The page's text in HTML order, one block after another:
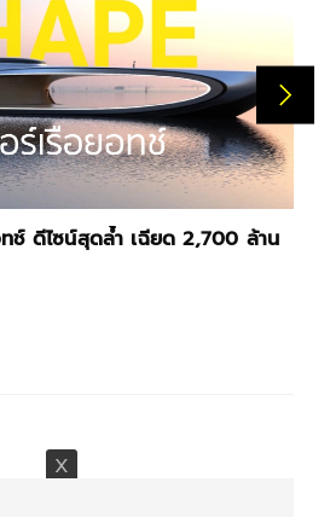
ทช์ ดีไซน์สุดล้ำ เฉียด 2,700 ล้าน